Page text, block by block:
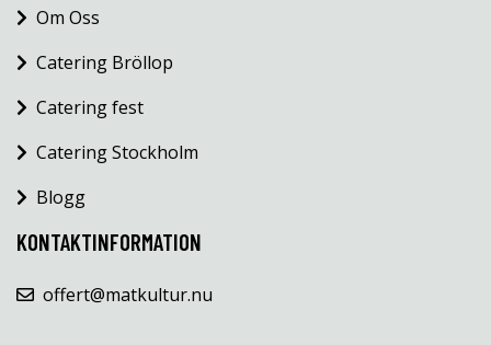
Om Oss
Catering Bröllop
Catering fest
Catering Stockholm
Blogg
KONTAKTINFORMATION
offert@matkultur.nu